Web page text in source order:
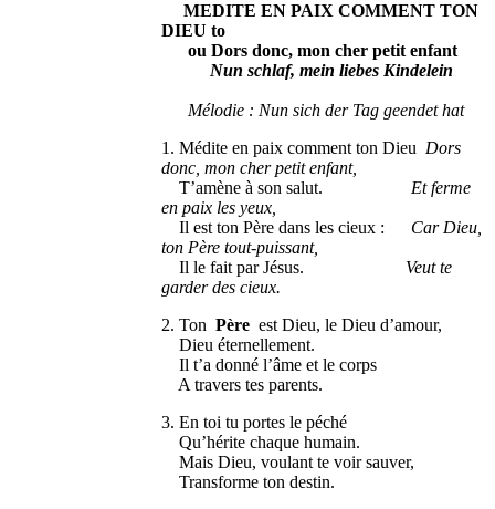
MEDITE EN PAIX COMMENT TON
DIEU to
ou Dors donc, mon cher petit enfant
Nun schlaf, mein liebes Kindelein
Mélodie : Nun sich der Tag geendet hat
1. Médite en paix comment ton Dieu Dors
donc, mon cher petit enfant,
T’amène à son salut. Et ferme
en paix les yeux,
Il est ton Père dans les cieux : Car Dieu,
ton Père tout-puissant,
Il le fait par Jésus.
Veut te
garder des cieux.
2. Ton Père est Dieu, le Dieu d’amour,
Dieu éternellement.
Il t’a donné l’âme et le corps
A travers tes parents.
3. En toi tu portes le péché
Qu’hérite chaque humain.
Mais Dieu, voulant te voir sauver,
Transforme ton destin.